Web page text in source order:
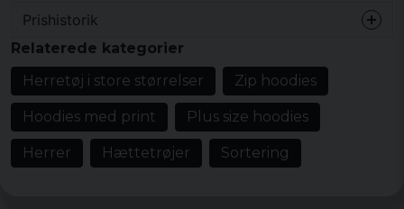
Dette er hættetrøjen til dem, der ønsker at bære
Materiale: 65% bomuld og 35% polyester 250
GSM
Størrelser: S, M, L, XL, XXL, 3XL, 4XL og 5XL
Farve: Sort
Prishistorik
Relaterede kategorier
Herretøj i store størrelser
Zip hoodies
Hoodies med print Plus size hoodies
Herrer Hættetrøjer Sortering